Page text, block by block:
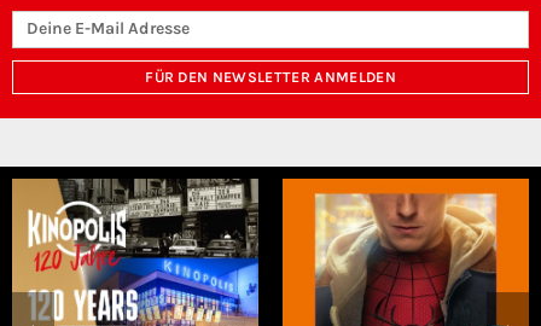
FÜR DEN NEWSLETTER ANMELDEN